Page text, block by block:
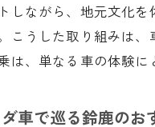
しながら、地元文化
こうした取り組みは
は、単なる車の体験に
車で巡る鈴鹿のお